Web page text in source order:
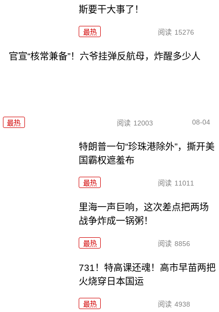
斯要干大事了！
最热 阅读 15276
官宣“核常兼备”！六爷挂弹反航母，炸醒多少人
最热 阅读 12003 08-04
特朗普一句“珍珠港除外”，撕开美
国霸权遮羞布
最热 阅读 11011
里海一声巨响，这次差点把两场
战争炸成一锅粥！
最热 阅读 8856
731！特高课还魂！高市早苗两把
火烧穿日本国运
最热 阅读 4938